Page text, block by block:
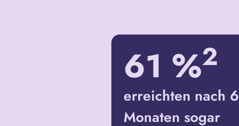
61 %2
erreichten nach 6
Monaten sogar